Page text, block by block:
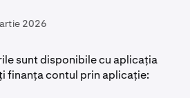
2026
sunt disponibile cu aplicația
finanța contul prin aplicație: